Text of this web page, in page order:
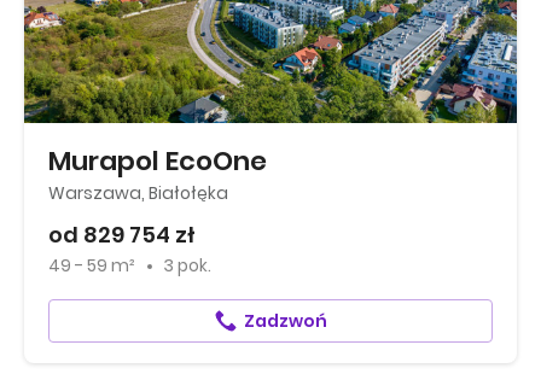
Murapol EcoOne
Warszawa, Białołęka
od 829 754 zł
49 - 59 m² 3 pok.
Zadzwoń